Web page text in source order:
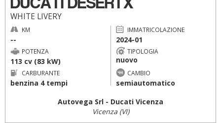
WHITE LIVERY
KM
--
IMMATRICOLAZIONE
2024-01
POTENZA
113 cv (83 kW)
TIPOLOGIA
nuovo
CARBURANTE
benzina 4 tempi
CAMBIO
semiautomatico
Autovega Srl - Ducati Vicenza
Vicenza (VI)